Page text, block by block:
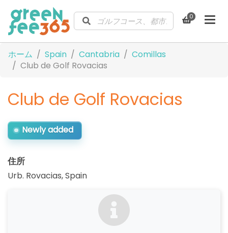
0
ホーム Spain Cantabria
Comillas
Club de Golf Rovacias
Club de Golf Rovacias
Newly added
住所
Urb. Rovacias,Spain